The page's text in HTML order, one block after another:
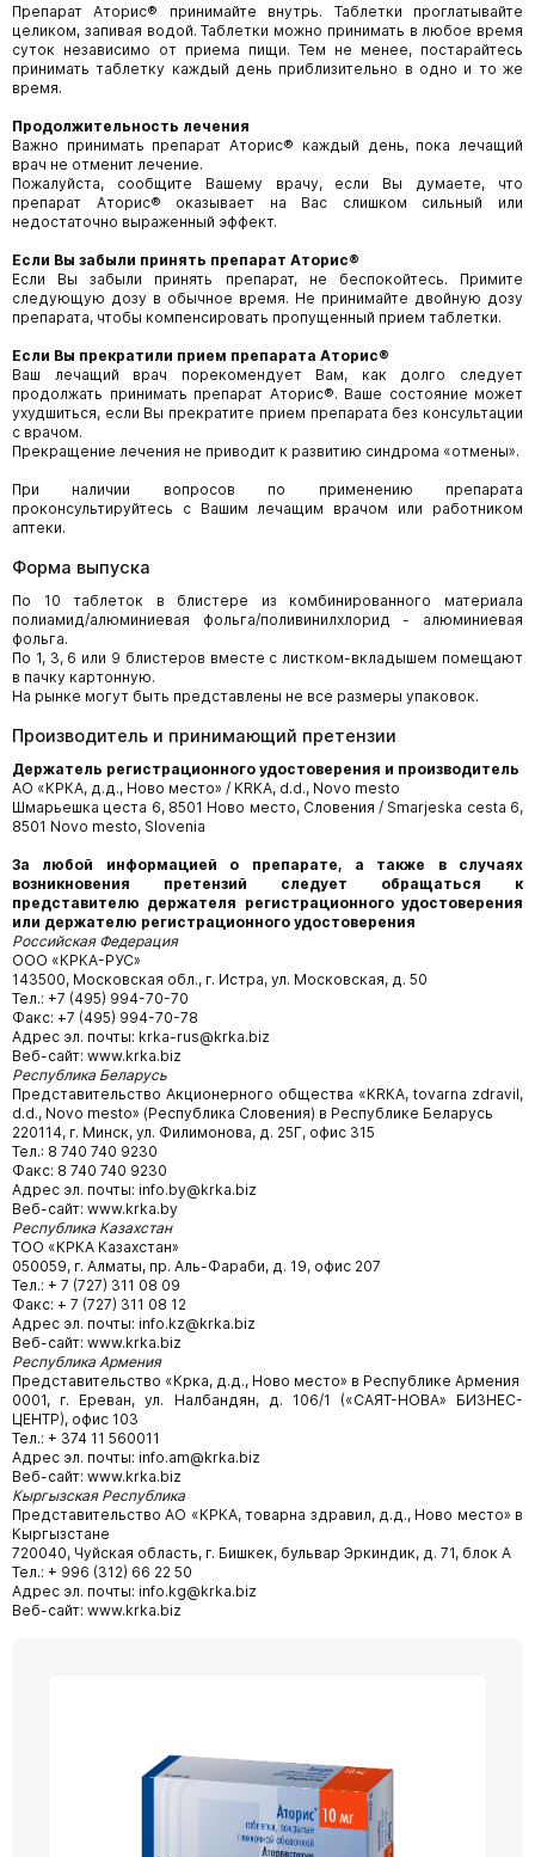
Препарат Аторис® принимайте внутрь. Таблетки проглатывайте
целиком, запивая водой. Таблетки можно принимать в любое время
суток независимо от приема пищи. Тем не менее, постарайтесь
принимать таблетку каждый день приблизительно в одно и то же
время.
Продолжительность лечения
Важно принимать препарат Аторис® каждый день, пока лечащий
врач не отменит лечение.
Пожалуйста, сообщите Вашему врачу, если Вы думаете, что
препарат Аторис® оказывает на Вас слишком сильный или
недостаточно выраженный эффект.
Если Вы забыли принять препарат Аторис®
Если Вы забыли принять препарат, не беспокойтесь. Примите
следующую дозу в обычное время. Не принимайте двойную дозу
препарата, чтобы компенсировать пропущенный прием таблетки.
Если Вы прекратили прием препарата Аторис®
Ваш лечащий врач порекомендует Вам, как долго следует
продолжать принимать препарат Аторис®. Ваше состояние может
ухудшиться, если Вы прекратите прием препарата без консультации
с врачом.
Прекращение лечения не приводит к развитию синдрома «отмены».
При наличии вопросов по применению препарата
проконсультируйтесь с Вашим лечащим врачом или работником
аптеки.
Форма выпуска
По 10 таблеток в блистере из комбинированного материала
полиамид/алюминиевая фольга/поливинилхлорид - алюминиевая
фольга.
По 1, 3, 6 или 9 блистеров вместе с листком-вкладышем помещают
в пачку картонную.
На рынке могут быть представлены не все размеры упаковок.
Производитель и принимающий претензии
Держатель регистрационного удостоверения и производитель
АО «КРКА, д.д., Ново место» / KRKA, d.d., Novo mesto
Шмарьешка цеста 6, 8501 Ново место, Словения / Smarjeska cesta 6,
8501 Novo mesto, Slovenia
За любой информацией о препарате, а также в случаях
возникновения претензий следует обращаться к
представителю держателя регистрационного удостоверения
или держателю регистрационного удостоверения
Российская Федерация
ООО «КРКА-РУС»
143500, Московская обл., г. Истра, ул. Московская, д. 50
Тел.: +7 (495) 994-70-70
Факс: +7 (495) 994-70-78
Адрес эл. почты: krka-rus@krka.biz
Веб-сайт: www.krka.biz
Республика Беларусь
Представительство Акционерного общества «КRКА, tovarna zdravil,
d.d., Novo mesto» (Республика Словения) в Республике Беларусь
220114, г. Минск, ул. Филимонова, д. 25Г, офис 315
Тел.: 8 740 740 9230
Факс: 8 740 740 9230
Адрес эл. почты: info.by@krka.biz
Веб-сайт: www.krka.by
Республика Казахстан
ТОО «КРКА Казахстан»
050059, г. Алматы, пр. Аль-Фараби, д. 19, офис 207
Тел.: + 7 (727) 311 08 09
Факс: + 7 (727) 311 08 12
Адрес эл. почты: info.kz@krka.biz
Веб-сайт: www.krka.biz
Республика Армения
Представительство «Крка, д.д., Ново место» в Республике Армения
0001, г. Ереван, ул. Налбандян, д. 106/1 («САЯТ-НОВА» БИЗНЕС-
ЦЕНТР), офис 103
Тел.: + 374 11 560011
Адрес эл. почты: info.am@krka.biz
Веб-сайт: www.krka.biz
Кыргызская Республика
Представительство АО «КРКА, товарна здравил, д.д., Ново место» в
Кыргызстане
720040, Чуйская область, г. Бишкек, бульвар Эркиндик, д. 71, блок А
Тел.: + 996 (312) 66 22 50
Адрес эл. почты: info.kg@krka.biz
Веб-сайт: www.krka.biz